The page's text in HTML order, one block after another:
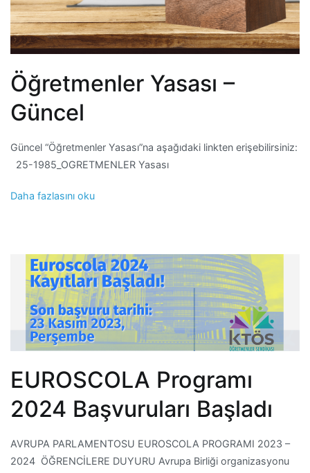
Öğretmenler Yasası –
Güncel
Güncel “Öğretmenler Yasası”na aşağıdaki linkten erişebilirsiniz:
25-1985_OGRETMENLER Yasası
Daha fazlasını oku
EUROSCOLA Programı
2024 Başvuruları Başladı
AVRUPA PARLAMENTOSU EUROSCOLA PROGRAMI 2023 –
2024 ÖĞRENCİLERE DUYURU Avrupa Birliği organizasyonu